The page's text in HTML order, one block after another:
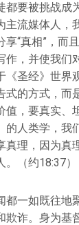
都要被挑战成
主流媒体人，
享“真相”，而
作，并使我们
《圣经》世界
式的方式，而
值，要真实、
的人类学，我
真理，因为真
（约18:37）
都一如既往地
欺诈。身为基